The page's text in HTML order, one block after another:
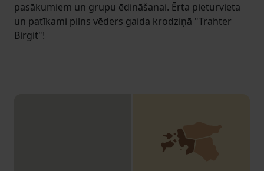
pasākumiem un grupu ēdināšanai. Ērta pieturvieta
un patīkami pilns vēders gaida krodziņā "Trahter
Birgit"!